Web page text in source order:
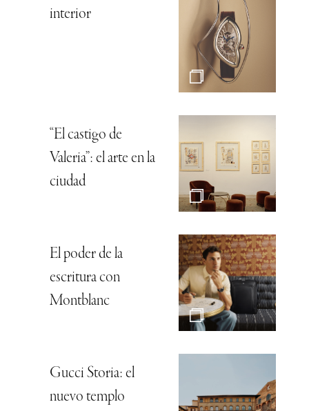
interior
“El castigo de
Valeria”: el arte en la
ciudad
El poder de la
escritura con
Montblanc
Gucci Storia: el
nuevo templo